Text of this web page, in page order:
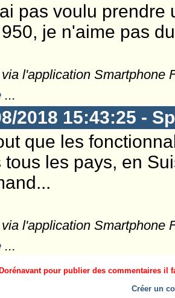
pas voulu prendre
je n'aime pas
l'application Smartphone
...
2018 15:43:25 -
que les
tous les pays, en
l'application Smartphone
...
pour publier des commentaires il
Créer un